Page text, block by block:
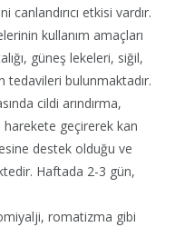
canlandırıcı etkisi vardır.
kullanım amaçları
güneş lekeleri, siğil,
tedavileri bulunmaktadır.
cildi arındırma,
harekete geçirerek kan
destek olduğu ve
Haftada 2-3 gün,
romatizma gibi